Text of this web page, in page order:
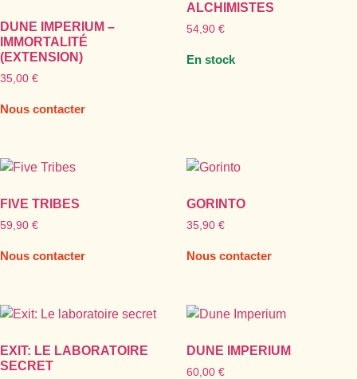
DUNE IMPERIUM –
IMMORTALITÉ
(EXTENSION)
35,00 €
Nous contacter
ALCHIMISTES
54,90 €
En stock
FIVE TRIBES
59,90 €
Nous contacter
GORINTO
35,90 €
Nous contacter
EXIT: LE LABORATOIRE
SECRET
DUNE IMPERIUM
60,00 €